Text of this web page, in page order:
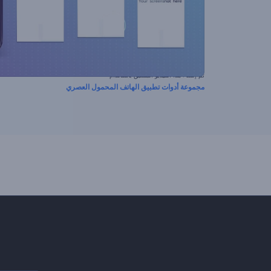
تم إنشاء هذا الفيديو المسبق باستخدام
مجموعة أدوات تطبيق الهاتف المحمول العصري